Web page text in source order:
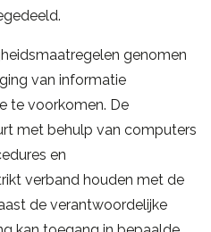
genomen
van informatie
te voorkomen. De
met behulp van computers
en
verband houden met de
de verantwoordelijke